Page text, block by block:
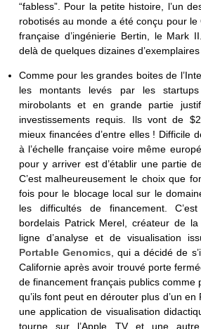
“fabless”. Pour la petite histoire, l’un
robotisés au monde a été conçu pour
française d’ingénierie Bertin, le Mark
delà de quelques dizaines d’exemplaires
Comme pour les grandes boites de
les montants levés par les
mirobolants et en grande partie
investissements requis. Ils vont de
mieux financées d’entre elles ! Difficile
à l’échelle française voire même
pour y arriver est d’établir une partie
C’est malheureusement le choix que
fois pour le blocage local sur le
les difficultés de financement.
bordelais Patrick Merel, créateur de
ligne d’analyse et de visualisation
Portable Genomics, qui a décidé de
Californie après avoir trouvé porte
de financement français publics comme
qu’ils font peut en dérouter plus d’un
une application de visualisation
tourne sur l’Apple TV et une